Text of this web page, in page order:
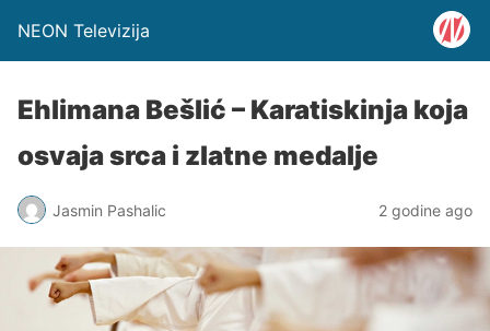
NEON Televizija
Ehlimana Bešlić – Karatiskinja koja
osvaja srca i zlatne medalje
Jasmin Pashalic 2 godine ago